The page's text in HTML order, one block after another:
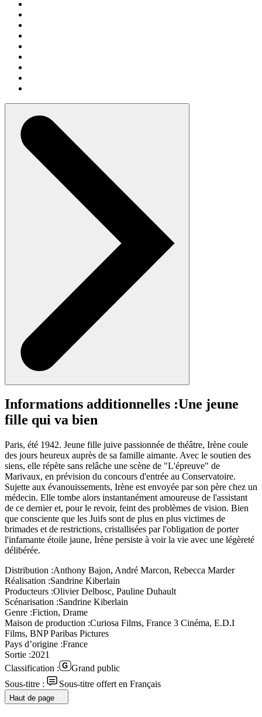
Informations additionnelles :Une jeune
fille qui va bien
Paris, été 1942. Jeune fille juive passionnée de théâtre, Irène coule
des jours heureux auprès de sa famille aimante. Avec le soutien des
siens, elle répète sans relâche une scène de "L'épreuve" de
Marivaux, en prévision du concours d'entrée au Conservatoire.
Sujette aux évanouissements, Irène est envoyée par son père chez un
médecin. Elle tombe alors instantanément amoureuse de l'assistant
de ce dernier et, pour le revoir, feint des problèmes de vision. Bien
que consciente que les Juifs sont de plus en plus victimes de
brimades et de restrictions, cristallisées par l'obligation de porter
l'infamante étoile jaune, Irène persiste à voir la vie avec une légèreté
délibérée.
Distribution :Anthony Bajon, André Marcon, Rebecca Marder
Réalisation :Sandrine Kiberlain
Producteurs :Olivier Delbosc, Pauline Duhault
Scénarisation :Sandrine Kiberlain
Genre :Fiction, Drame
Maison de production :Curiosa Films, France 3 Cinéma, E.D.I
Films, BNP Paribas Pictures
Pays d’origine :France
Sortie :2021
Classification :
Grand public
Sous-titre :
Sous-titre offert en Français
Haut de page